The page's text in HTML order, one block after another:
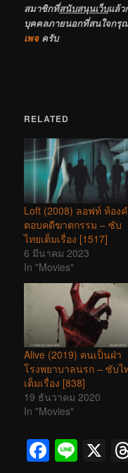
สมาชิกที่สนับสนุนเว็บแล้
บุคคลภายนอกที่สนใจกรุ
เพจครับ
RELATED
Loft (2008) ลอฟท์ ห้อง
ตอบคดีฆาตกรรม – ซับ
ไทยเต็มเรื่อง [1517]
6 มีนาคม 2023
In "Movies"
Alive (2019) คนเป็นฝ่า
โรงพยาบาลนรก – ซับไ
เต็มเรื่อง [838]
19 ธันวาคม 2020
In "Movies"
Line
X